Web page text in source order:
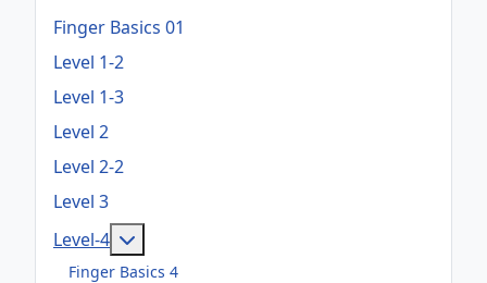
Finger Basics 01
Level 1-2
Level 1-3
Level 2
Level 2-2
Level 3
Level-4
Finger Basics 4